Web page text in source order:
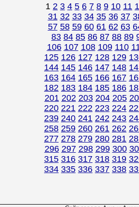
1 2 3 4 5 6 7 8 9 10 11
31 32 33 34 35 36 37
57 58 59 60 61 62 63
83 84 85 86 87 88 89
106 107 108 109 110
125 126 127 128 129
144 145 146 147 148
163 164 165 166 167
182 183 184 185 186
201 202 203 204 205
220 221 222 223 224
239 240 241 242 243
258 259 260 261 262
277 278 279 280 281
296 297 298 299 300
315 316 317 318 319
334 335 336 337 338